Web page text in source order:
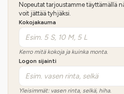
Nopeutat tarjoustamme täyttämällä
voit jättää tyhjäksi.
Kokojakauma
Kerro mitä kokoja ja kuinka monta.
Logon sijainti
Yleisimmät: vasen rinta, selkä, hiha.